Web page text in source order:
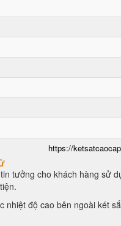
https://
tưởng cho khách hàng sử
nhiệt độ cao bên ngoài két